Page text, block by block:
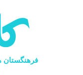
فرهنگستان